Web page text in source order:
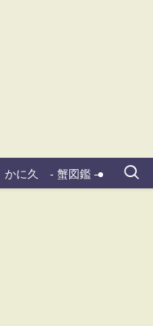
かに久 - 蟹図鑑 –